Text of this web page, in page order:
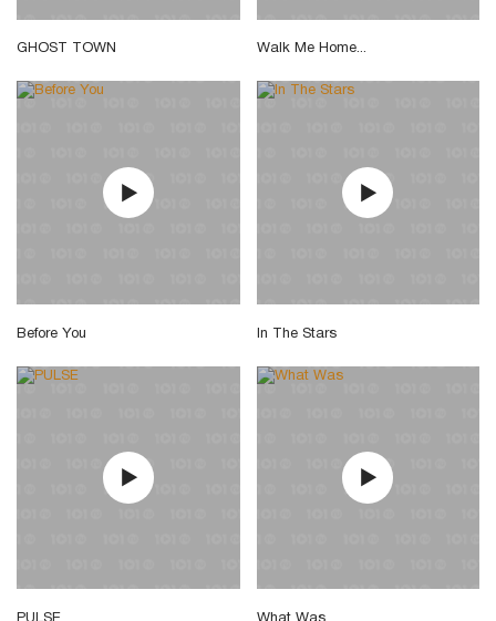
GHOST TOWN Walk Me Home...
Before You In The Stars